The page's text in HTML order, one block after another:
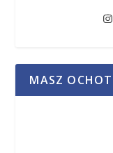
MASZ